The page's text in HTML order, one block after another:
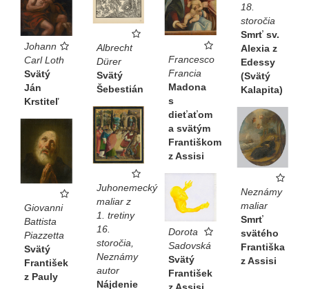
18.
storočia
Smrť sv.
Alexia z
Edessy
(Svätý
Kalapita)
Albrecht
Dürer
Svätý
Šebestián
Francesco
Francia
Madona
s
dieťaťom
a svätým
Františkom
z Assisi
Johann
Carl Loth
Svätý
Ján
Krstiteľ
Juhonemecký
maliar z
1. tretiny
16.
storočia,
Neznámy
autor
Nájdenie
Neznámy
maliar
Smrť
svätého
Františka
z Assisi
Giovanni
Battista
Piazzetta
Svätý
František
z Pauly
Dorota
Sadovská
Svätý
František
z Assisi